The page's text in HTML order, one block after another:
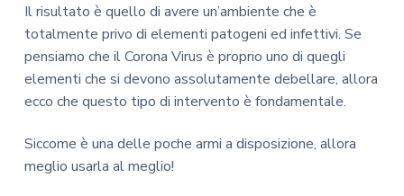
Il risultato è quello di avere un’ambiente che è
totalmente privo di elementi patogeni ed infettivi. Se
pensiamo che il Corona Virus è proprio uno di quegli
elementi che si devono assolutamente debellare, allora
ecco che questo tipo di intervento è fondamentale.
Siccome è una delle poche armi a disposizione, allora
meglio usarla al meglio!